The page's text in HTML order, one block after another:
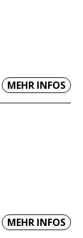
MEHR INFOS
MEHR INFOS